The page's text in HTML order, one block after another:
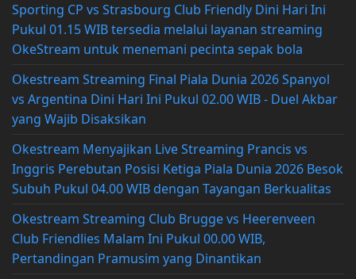
Sporting CP vs Strasbourg Club Friendly Dini Hari Ini
Pukul 01.15 WIB tersedia melalui layanan streaming
OkeStream untuk menemani pecinta sepak bola
Okestream Streaming Final Piala Dunia 2026 Spanyol
vs Argentina Dini Hari Ini Pukul 02.00 WIB - Duel Akbar
yang Wajib Disaksikan
Okestream Menyajikan Live Streaming Prancis vs
Inggris Perebutan Posisi Ketiga Piala Dunia 2026 Besok
Subuh Pukul 04.00 WIB dengan Tayangan Berkualitas
Okestream Streaming Club Brugge vs Heerenveen
Club Friendlies Malam Ini Pukul 00.00 WIB,
Pertandingan Pramusim yang Dinantikan